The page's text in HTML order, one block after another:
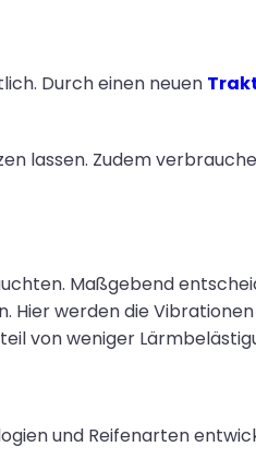
Durch einen neuen
lassen. Zudem
Maßgebend
Hier werden die
von weniger
und Reifenarten